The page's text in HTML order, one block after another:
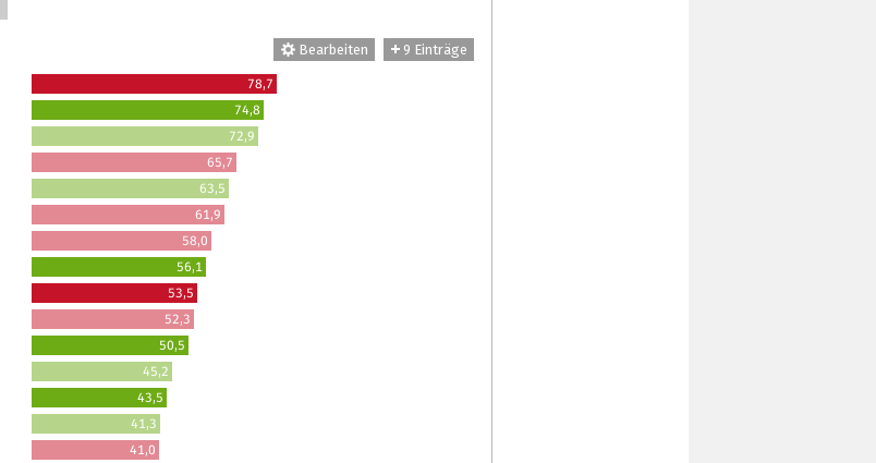
9 Einträge
Bearbeiten
78,7
74,8
72,9
65,7
63,5
61,9
58,0
56,1
53,5
52,3
50,5
45,2
43,5
41,3
41,0